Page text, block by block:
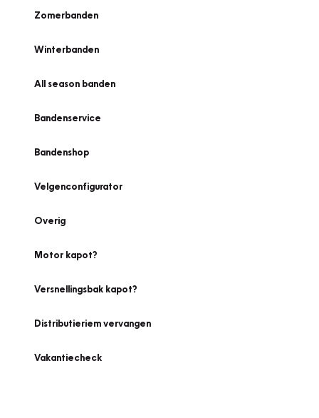
Zomerbanden
Winterbanden
All season banden
Bandenservice
Bandenshop
Velgenconfigurator
Overig
Motor kapot?
Versnellingsbak kapot?
Distributieriem vervangen
Vakantiecheck